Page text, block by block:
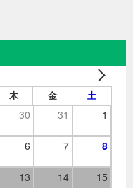
木 金 土
30 31 1
6 7 8
13 14 15